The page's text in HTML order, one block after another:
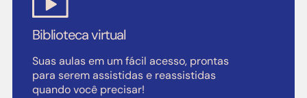
Biblioteca virtual
Suas aulas em um fácil acesso, prontas
para serem assistidas e reassistidas
quando você precisar!